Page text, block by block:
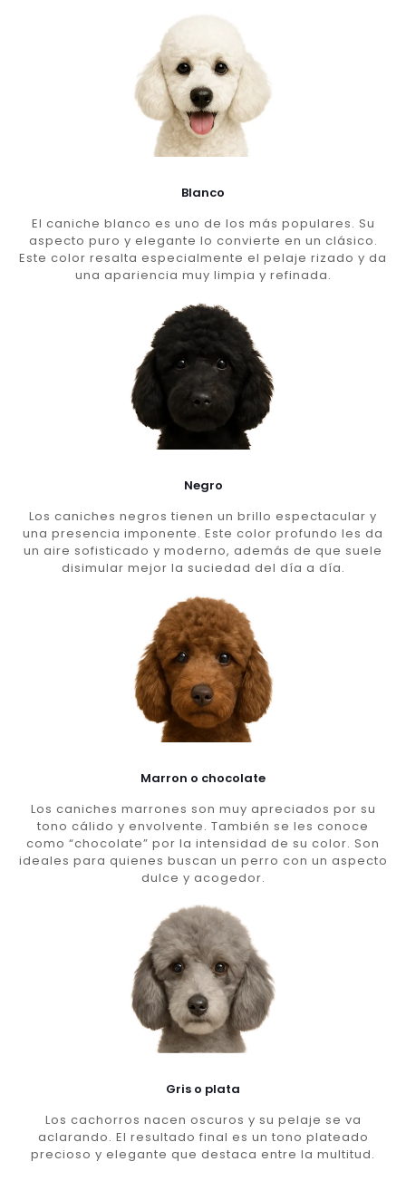
Blanco
El caniche blanco es uno de los más populares. Su
aspecto puro y elegante lo convierte en un clásico.
Este color resalta especialmente el pelaje rizado y da
una apariencia muy limpia y refinada.
Negro
Los caniches negros tienen un brillo espectacular y
una presencia imponente. Este color profundo les da
un aire sofisticado y moderno, además de que suele
disimular mejor la suciedad del día a día.
Marron o chocolate
Los caniches marrones son muy apreciados por su
tono cálido y envolvente. También se les conoce
como “chocolate” por la intensidad de su color. Son
ideales para quienes buscan un perro con un aspecto
dulce y acogedor.
Gris o plata
Los cachorros nacen oscuros y su pelaje se va
aclarando. El resultado final es un tono plateado
precioso y elegante que destaca entre la multitud.